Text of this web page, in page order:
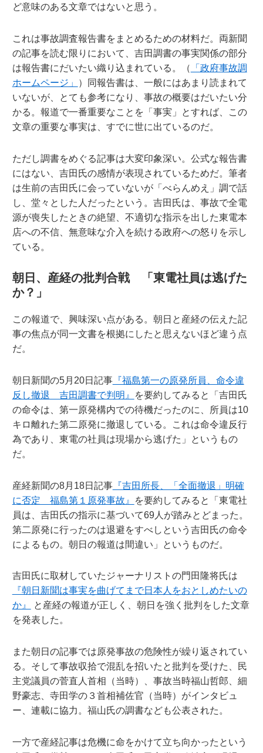
ど意味のある文章ではないと思う。
これは事故調査報告書をまとめるための材料だ。両新聞
の記事を読む限りにおいて、吉田調書の事実関係の部分
は報告書にだいたい織り込まれている。（ 「政府事故調
ホームページ」
）同報告書は、一般にはあまり読まれて
いないが、とても参考になり、事故の概要はだいたい分
かる。報道で一番重要なことを「事実」とすれば、この
文章の重要な事実は、すでに世に出ているのだ。
ただし調書をめぐる記事は大変印象深い。公式な報告書
にはない、吉田氏の感情が表現されているためだ。筆者
は生前の吉田氏に会っていないが「べらんめえ」調で話
し、堂々とした人だったという。吉田氏は、事故で全電
源が喪失したときの絶望、不適切な指示を出した東電本
店への不信、無意味な介入を続ける政府への怒りを示し
ている。
朝日、産経の批判合戦 「東電社員は逃げた
か？」
この報道で、興味深い点がある。朝日と産経の伝えた記
事の焦点が同一文書を根拠にしたと思えないほど違う点
だ。
朝日新聞の5月20日記事『福島第一の原発所員、命令違
反し撤退 吉田調書で判明』
を要約してみると「吉田氏
の命令は、第一原発構内での待機だったのに、所員は10
キロ離れた第二原発に撤退している。これは命令違反行
為であり、東電の社員は現場から逃げた」というもの
だ。
産経新聞の8月18日記事『吉田所長、「全面撤退」明確
に否定 福島第１原発事故』
を要約してみると「東電社
員は、吉田氏の指示に基づいて69人が踏みとどまった。
第二原発に行ったのは退避をすべしという吉田氏の命令
によるもの。朝日の報道は間違い」というものだ。
吉田氏に取材していたジャーナリストの門田隆将氏は
『朝日新聞は事実を曲げてまで日本人をおとしめたいの
か』
と産経の報道が正しく、朝日を強く批判をした文章
を発表した。
また朝日の記事では原発事故の危険性が繰り返されてい
る。そして事故収拾で混乱を招いたと批判を受けた、民
主党議員の菅直人首相（当時）、事故当時福山哲郎、細
野豪志、寺田学の３首相補佐官（当時）がインタビュ
ー、連載に協力。福山氏の調書なども公表された。
一方で産経記事は危機に命をかけて立ち向かったという